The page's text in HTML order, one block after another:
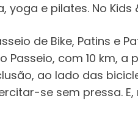
yoga e pilates. No
de Bike, Patins e
Passeio, com 10 km,
ao lado das
se sem pressa.